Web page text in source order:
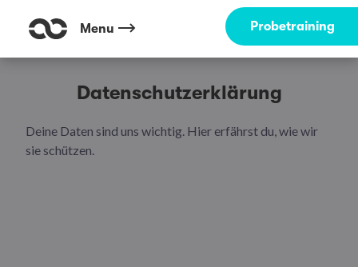
Menu Probetraining
Datenschutzerklärung
Deine Daten sind uns wichtig. Hier erfährst du, wie wir
sie schützen.